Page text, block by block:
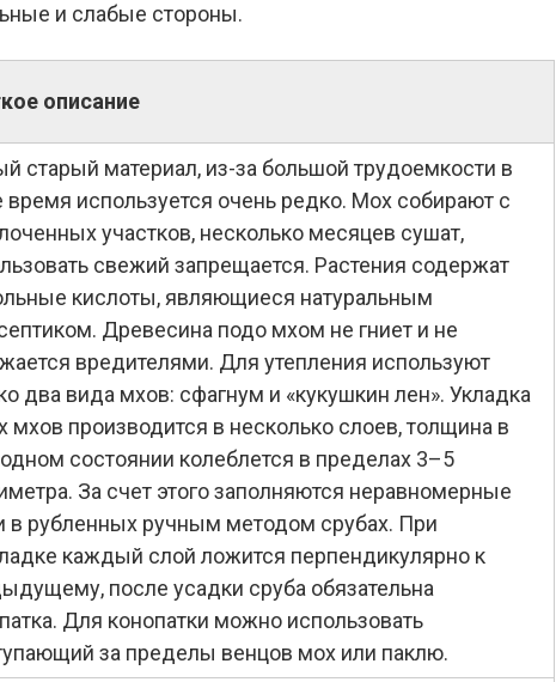
и слабые стороны.
описание
старый материал, из-за большой трудоемкости в
время используется очень редко. Мох собирают с
участков, несколько месяцев сушат,
свежий запрещается. Растения содержат
кислоты, являющиеся натуральным
Древесина подо мхом не гниет и не
вредителями. Для утепления используют
два вида мхов: сфагнум и «кукушкин лен». Укладка
мхов производится в несколько слоев, толщина в
состоянии колеблется в пределах 3–5
За счет этого заполняются неравномерные
в рубленных ручным методом срубах. При
каждый слой ложится перпендикулярно к
после усадки сруба обязательна
Для конопатки можно использовать
за пределы венцов мох или паклю.